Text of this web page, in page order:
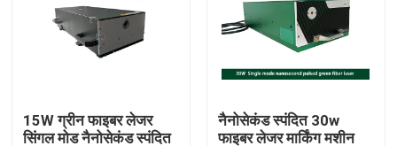
संपर्क करें
ग्रीन फाइबर लेजर
15W ग्रीन फाइबर लेजर
सिंगल मोड नैनोसेकंड स्पंदित
नैनोसेकंड स्पंदित 30w
फाइबर लेजर मार्किंग मशीन